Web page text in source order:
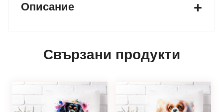
Описание
Свързани продукти